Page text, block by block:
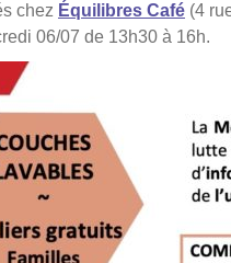
chez Équilibres Café (4
06/07 de 13h30 à 16h.